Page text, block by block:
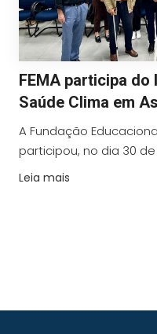
FEMA participa do
Saúde Clima em
A Fundação
participou, no dia 30 de
Leia mais